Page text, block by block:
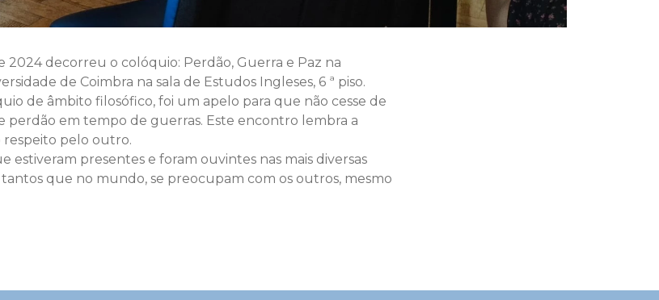
2024 decorreu o colóquio: Perdão, Guerra e Paz na
de Coimbra na sala de Estudos Ingleses, 6 ª piso.
de âmbito filosófico, foi um apelo para que não cesse de
perdão em tempo de guerras. Este encontro lembra a
pelo outro.
estiveram presentes e foram ouvintes nas mais diversas
tantos que no mundo, se preocupam com os outros, mesmo